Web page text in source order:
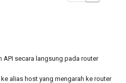
API secara langsung pada router
alias host yang mengarah ke router